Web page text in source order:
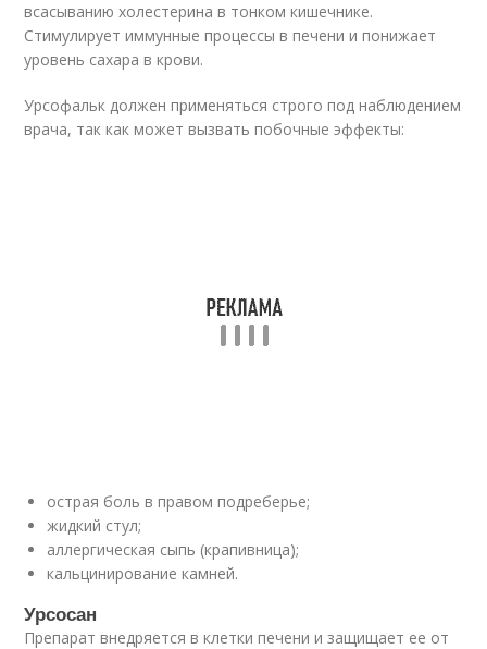
всасыванию холестерина в тонком кишечнике.
Стимулирует иммунные процессы в печени и понижает
уровень сахара в крови.
Урсофальк должен применяться строго под наблюдением
врача, так как может вызвать побочные эффекты:
острая боль в правом подреберье;
жидкий стул;
аллергическая сыпь (крапивница);
кальцинирование камней.
Урсосан
Препарат внедряется в клетки печени и защищает ее от